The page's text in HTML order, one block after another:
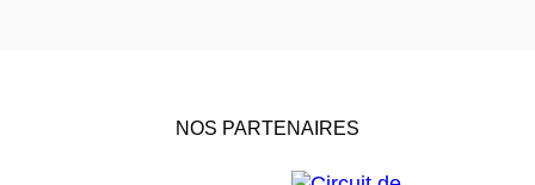
NOS PARTENAIRES